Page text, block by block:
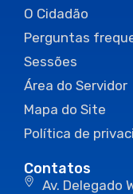
O Cidadão
Perguntas
Sessões
Área do Servidor
Mapa do Site
Política de
Contatos
Av. Delegado